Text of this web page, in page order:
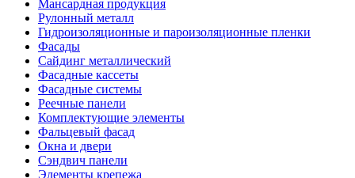
Мансардная продукция
Рулонный металл
Гидроизоляционные и пароизоляционные пленки
Фасады
Сайдинг металлический
Фасадные кассеты
Фасадные системы
Реечные панели
Комплектующие элементы
Фальцевый фасад
Окна и двери
Сэндвич панели
Элементы крепежа